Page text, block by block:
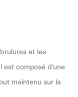
et les
est composé d’une
maintenu sur la